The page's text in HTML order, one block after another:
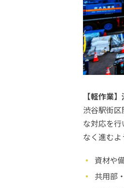
【軽作業
渋谷駅街
な対応を
なく進むよ
資材や
共用部